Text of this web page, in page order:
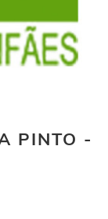
PINTO -